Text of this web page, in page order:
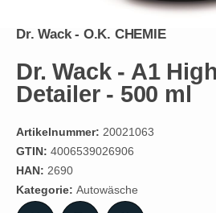
Dr. Wack - O.K. CHEMIE
Dr. Wack - A1
Detailer - 500 ml
Artikelnummer: 20021063
GTIN: 4006539026906
HAN: 2690
Kategorie: Autowäsche